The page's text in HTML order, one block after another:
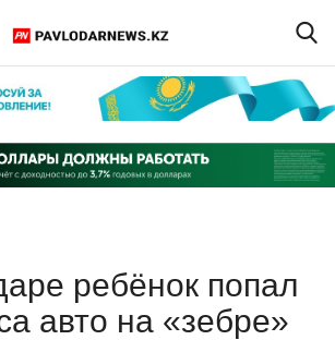
Регистрация
ребёнок попал
авто на «зебре»